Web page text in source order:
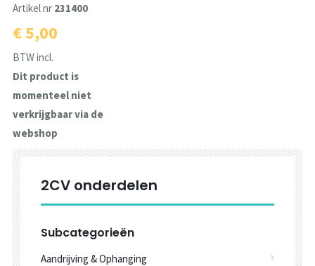
Artikel nr 231400
€ 5,00
BTW incl.
Dit product is
momenteel niet
verkrijgbaar via de
webshop
2CV onderdelen
Subcategorieën
Aandrijving & Ophanging